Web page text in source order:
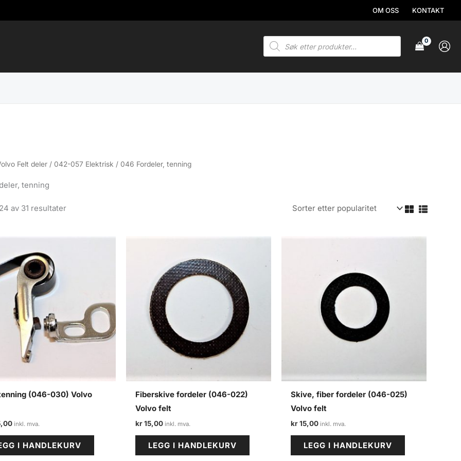
OM OSS KONTAKT
Products
search
Felt deler / 042-057 Elektrisk / 046 Fordeler, tenning
tenning
av 31 resultaterSortert
(046-030) Volvo
I HANDLEKURV
Fiberskive fordeler (046-022)
Volvo felt
kr15,00
LEGG I HANDLEKURV
Skive, fiber fordeler (046-025)
Volvo felt
kr15,00
LEGG I HANDLEKURV